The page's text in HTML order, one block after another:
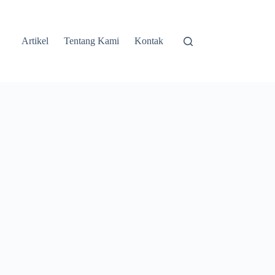
Artikel Tentang Kami Kontak